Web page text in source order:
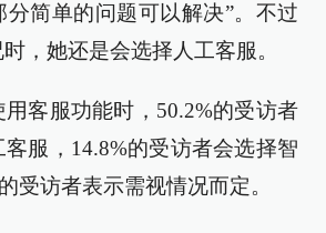
分简单的问题可以解决”。不过
，她还是会选择人工客服。
客服功能时，50.2%的受访者
服，14.8%的受访者会选择智
受访者表示需视情况而定。